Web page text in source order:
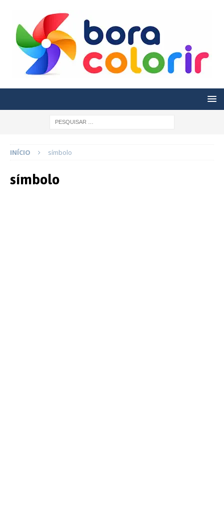
INÍCIO símbolo
símbolo